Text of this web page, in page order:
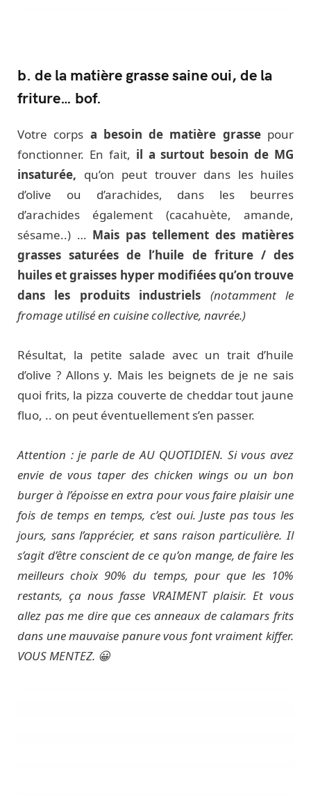
b. de la matière grasse saine oui, de la
friture… bof.
Votre corps a besoin de matière grassepour
fonctionner. En fait, il a surtout besoin de MG
insaturée, qu’on peut trouver dans les huiles
d’olive ou d’arachides, dans les beurres
d’arachides également (cacahuète, amande,
sésame..) … Mais pas tellement des matières
grasses saturées de l’huile de friture / des
huiles et graisses hyper modifiées qu’on trouve
dans les produits industriels
(notamment le
fromage utilisé en cuisine collective, navrée.)
Résultat, la petite salade avec un trait d’huile
d’olive ? Allons y. Mais les beignets de je ne sais
quoi frits, la pizza couverte de cheddar tout jaune
fluo, .. on peut éventuellement s’en passer.
Attention : je parle de AU QUOTIDIEN. Si vous avez
envie de vous taper des chicken wings ou un bon
burger à l’époisse en extra pour vous faire plaisir une
fois de temps en temps, c’est oui. Juste pas tous les
jours, sans l’apprécier, et sans raison particulière. Il
s’agit d’être conscient de ce qu’on mange, de faire les
meilleurs choix 90% du temps, pour que les 10%
restants, ça nous fasse VRAIMENT plaisir. Et vous
allez pas me dire que ces anneaux de calamars frits
dans une mauvaise panure vous font vraiment kiffer.
VOUS MENTEZ. 😀